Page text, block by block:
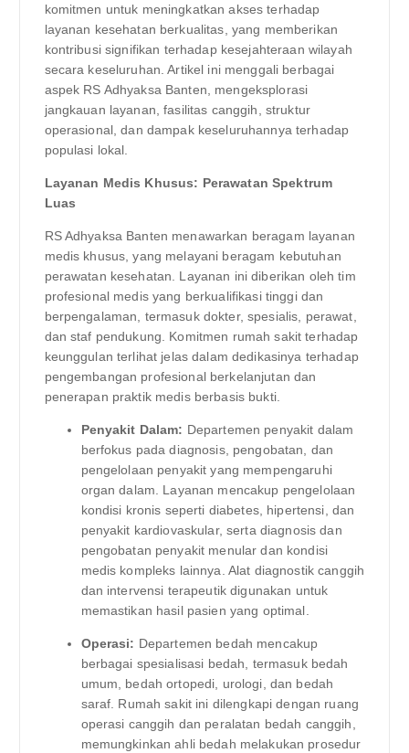
komitmen untuk meningkatkan akses terhadap
layanan kesehatan berkualitas, yang memberikan
kontribusi signifikan terhadap kesejahteraan wilayah
secara keseluruhan. Artikel ini menggali berbagai
aspek RS Adhyaksa Banten, mengeksplorasi
jangkauan layanan, fasilitas canggih, struktur
operasional, dan dampak keseluruhannya terhadap
populasi lokal.
Layanan Medis Khusus: Perawatan Spektrum
Luas
RS Adhyaksa Banten menawarkan beragam layanan
medis khusus, yang melayani beragam kebutuhan
perawatan kesehatan. Layanan ini diberikan oleh tim
profesional medis yang berkualifikasi tinggi dan
berpengalaman, termasuk dokter, spesialis, perawat,
dan staf pendukung. Komitmen rumah sakit terhadap
keunggulan terlihat jelas dalam dedikasinya terhadap
pengembangan profesional berkelanjutan dan
penerapan praktik medis berbasis bukti.
Penyakit Dalam: Departemen penyakit dalam
berfokus pada diagnosis, pengobatan, dan
pengelolaan penyakit yang mempengaruhi
organ dalam. Layanan mencakup pengelolaan
kondisi kronis seperti diabetes, hipertensi, dan
penyakit kardiovaskular, serta diagnosis dan
pengobatan penyakit menular dan kondisi
medis kompleks lainnya. Alat diagnostik canggih
dan intervensi terapeutik digunakan untuk
memastikan hasil pasien yang optimal.
Operasi: Departemen bedah mencakup
berbagai spesialisasi bedah, termasuk bedah
umum, bedah ortopedi, urologi, dan bedah
saraf. Rumah sakit ini dilengkapi dengan ruang
operasi canggih dan peralatan bedah canggih,
memungkinkan ahli bedah melakukan prosedur